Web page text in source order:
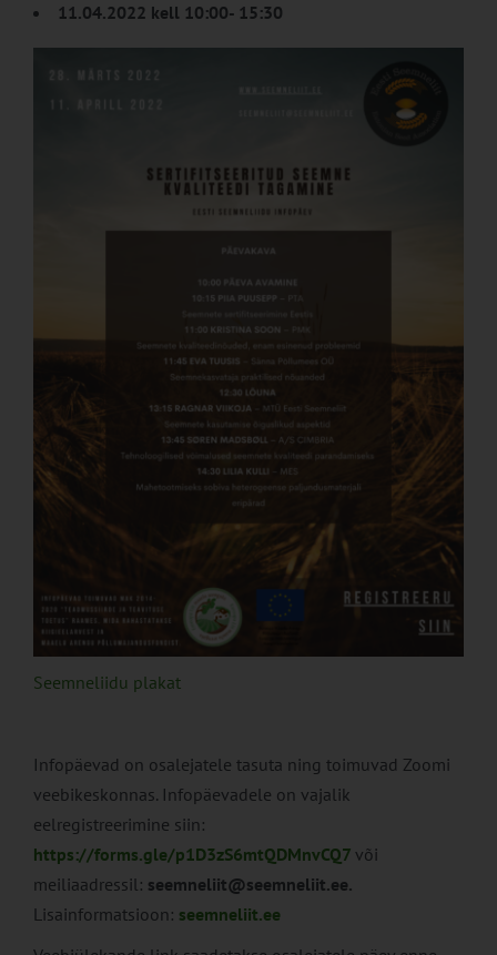
11.04.2022 kell 10:00- 15:30
Seemneliidu plakat
Infopäevad on osalejatele tasuta ning toimuvad Zoomi
veebikeskonnas. Infopäevadele on vajalik
eelregistreerimine siin:
https://forms.gle/p1D3zS6mtQDMnvCQ7 või
meiliaadressil: seemneliit@seemneliit.ee.
Lisainformatsioon: seemneliit.ee